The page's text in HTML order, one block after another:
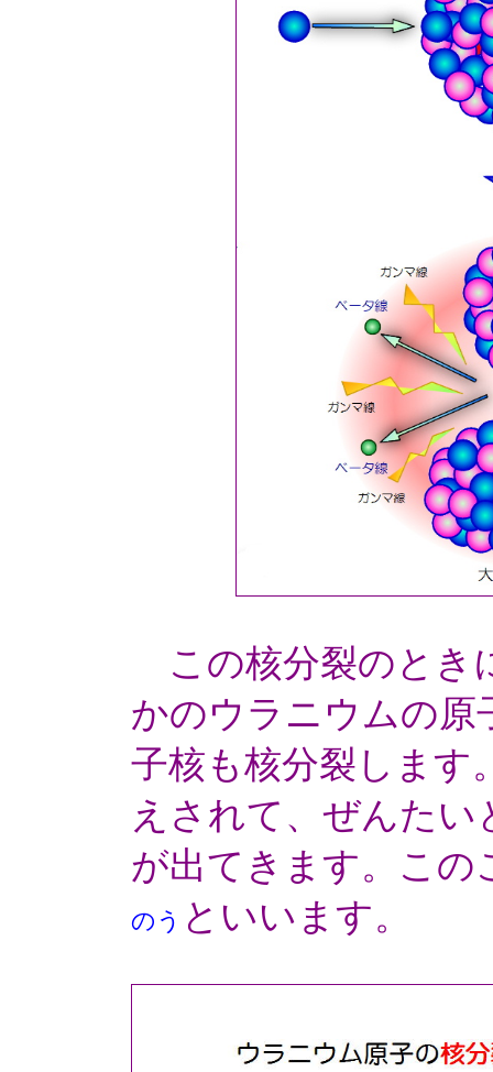
この核分裂のとき
かのウラニウムの原
子核も核分裂します
えされて、ぜんた
が出てきます。この
のう といいます。